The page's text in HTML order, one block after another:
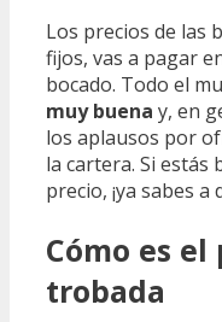
Los precios de las
fijos, vas a pagar
bocado. Todo el
muy buena y, en
los aplausos por
la cartera. Si estás
precio, ¡ya sabes a
Cómo es
trobada